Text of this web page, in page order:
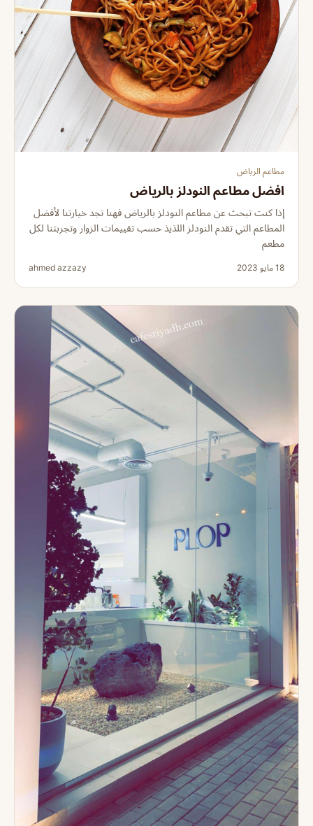
مطاعم الرياض
افضل مطاعم النودلز بالرياض
إذا كنت تبحث عن مطاعم النودلز بالرياض فهنا تجد خيارتنا لأفضل
المطاعم التي تقدم النودلز اللذيذ حسب تقييمات الزوار وتجربتنا لكل
مطعم
18 مايو 2023 ahmed azzazy